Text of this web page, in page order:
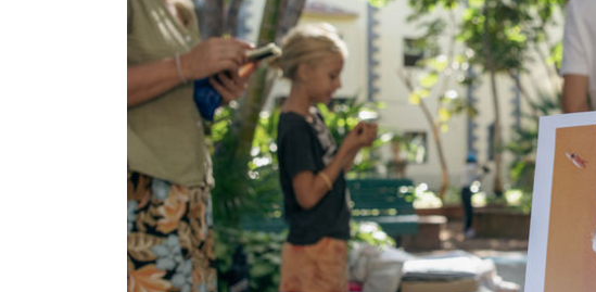
Santa Cruz | La
Islas
INFANTIL LOCALES CON
COMERCIO
GASTRO
FORMATIVO